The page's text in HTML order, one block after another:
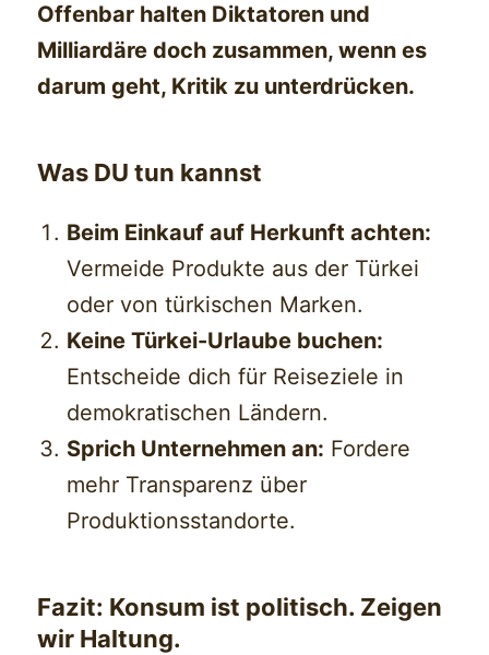
Offenbar halten Diktatoren und
Milliardäre doch zusammen, wenn es
darum geht, Kritik zu unterdrücken.
Was DU tun kannst
Beim Einkauf auf Herkunft achten:
Vermeide Produkte aus der Türkei
oder von türkischen Marken.
Keine Türkei-Urlaube buchen:
Entscheide dich für Reiseziele in
demokratischen Ländern.
Sprich Unternehmen an: Fordere
mehr Transparenz über
Produktionsstandorte.
Fazit: Konsum ist politisch. Zeigen
wir Haltung.